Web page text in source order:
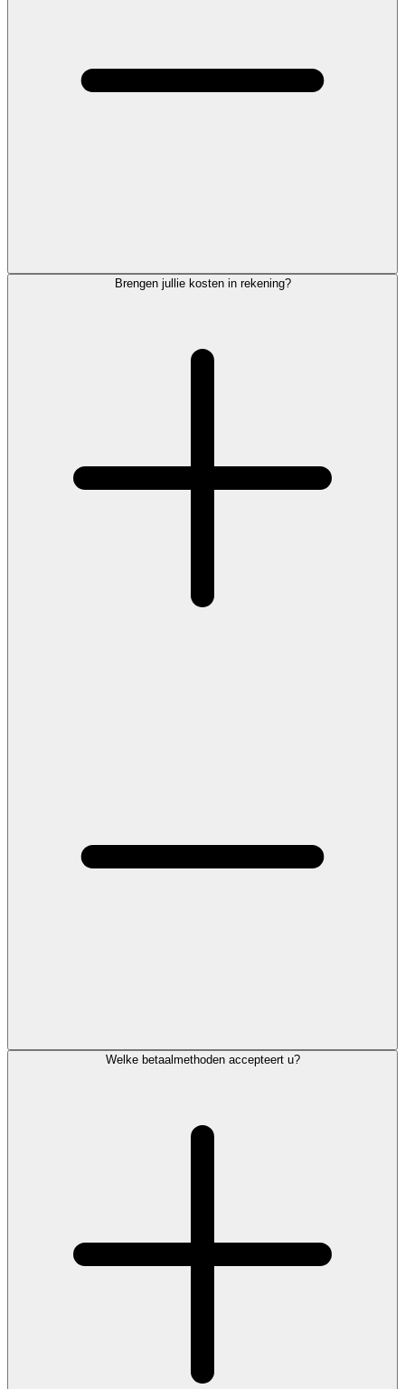
Brengen jullie kosten in rekening?
Welke betaalmethoden accepteert u?